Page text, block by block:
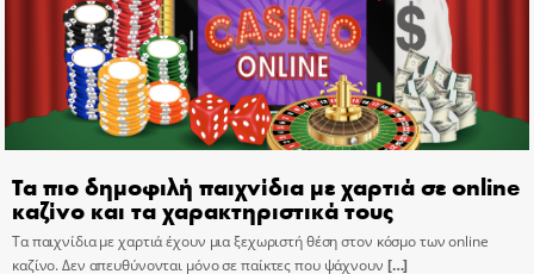
Τα πιο δημοφιλή παιχνίδια με χαρτιά σε online
καζίνο και τα χαρακτηριστικά τους
Τα παιχνίδια με χαρτιά έχουν μια ξεχωριστή θέση στον κόσμο των online
καζίνο. Δεν απευθύνονται μόνο σε παίκτες που ψάχνουν […]